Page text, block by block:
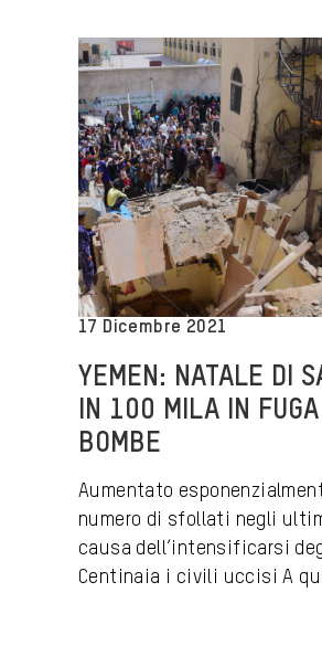
17 Dicembre 2021
YEMEN: NATALE DI
IN 100 MILA IN
BOMBE
Aumentato
numero di sfollati negli
causa dell’intensificarsi
Centinaia i civili uccisi A